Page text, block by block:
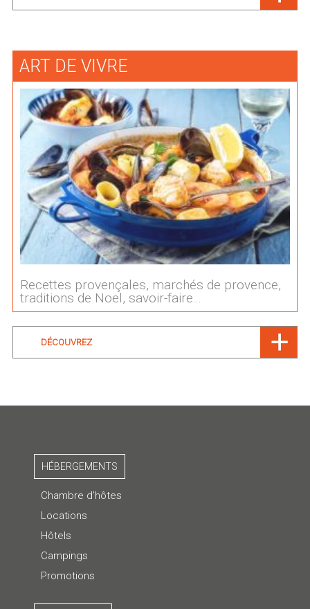
ART DE VIVRE
Recettes provençales, marchés de provence,
traditions de Noel, savoir-faire...
DÉCOUVREZ
HÉBERGEMENTS
Chambre d’hôtes
Locations
Hôtels
Campings
Promotions